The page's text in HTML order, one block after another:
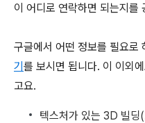
이 어디로 연락하면 되는지를
구글에서 어떤 정보를 필요로
기를 보시면 됩니다. 이 이외
고요.
텍스처가 있는 3D 빌